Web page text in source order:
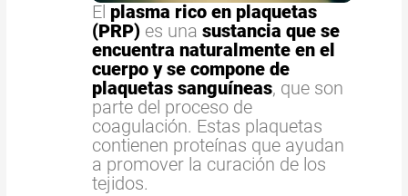
El plasma rico en plaquetas
(PRP) es unasustancia que se
encuentra naturalmente en el
cuerpo y se compone de
plaquetas sanguíneas, que son
parte del proceso de
coagulación. Estas plaquetas
contienen proteínas que ayudan
a promover la curación de los
tejidos.